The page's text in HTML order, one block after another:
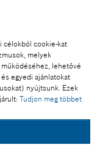
célokból cookie-kat
melyek
lehetővé
egyedi ajánlatokat
nyújtsunk. Ezek
Tudjon meg többet
a